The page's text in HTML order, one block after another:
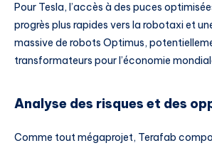
Pour Tesla, l’accès à des puces
progrès plus rapides vers la robotaxi et
massive de robots Optimus,
transformateurs pour l’économie
Analyse des risques et des
Comme tout mégaprojet, Terafab